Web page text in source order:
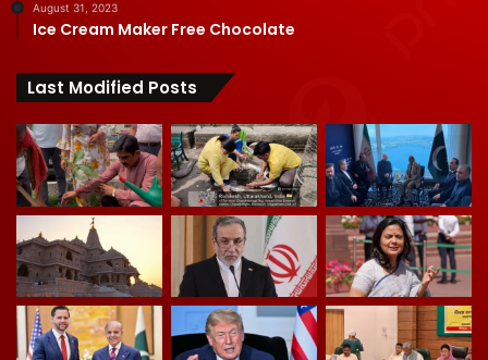
August 31, 2023
Ice Cream Maker Free Chocolate
Last Modified Posts